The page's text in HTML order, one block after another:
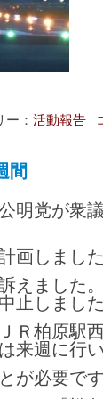
： 活動報告 |
間
明党が衆
画しまし
えました
止しまし
Ｒ柏原駅
来週に行
が必要で